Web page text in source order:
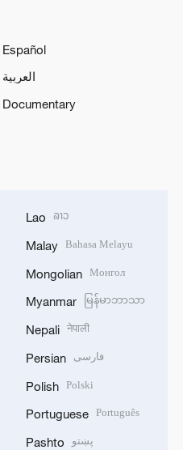
Español
العربية
Documentary
Lao ລາວ
Malay Bahasa Melayu
Mongolian Монгол
Myanmar မြန်မာဘာသာ
Nepali नेपाली
Persian فارسی
Polish Polski
Portuguese Português
Pashto پښتو